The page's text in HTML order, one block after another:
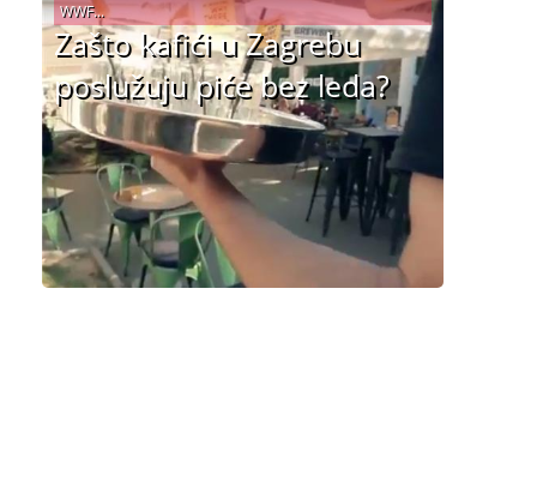
Zašto kafići u Zagrebu
poslužuju piće bez leda?
WWF...